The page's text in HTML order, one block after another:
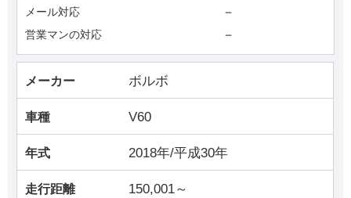
メール対応 －
営業マンの対応 －
メーカー ボルボ
車種 V60
年式 2018年/平成30年
走行距離 150,001～